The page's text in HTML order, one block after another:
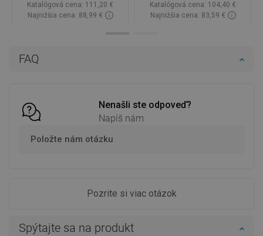
FAQ
Nenašli ste odpoveď?
Napíš nám
Položte nám otázku
Pozrite si viac otázok
Spýtajte sa na produkt
Katalógová cena: 111,20 €
Najnižšia cena: 88,99 €
Katalógová cena: 104,40 €
Najnižšia cena: 83,59 €